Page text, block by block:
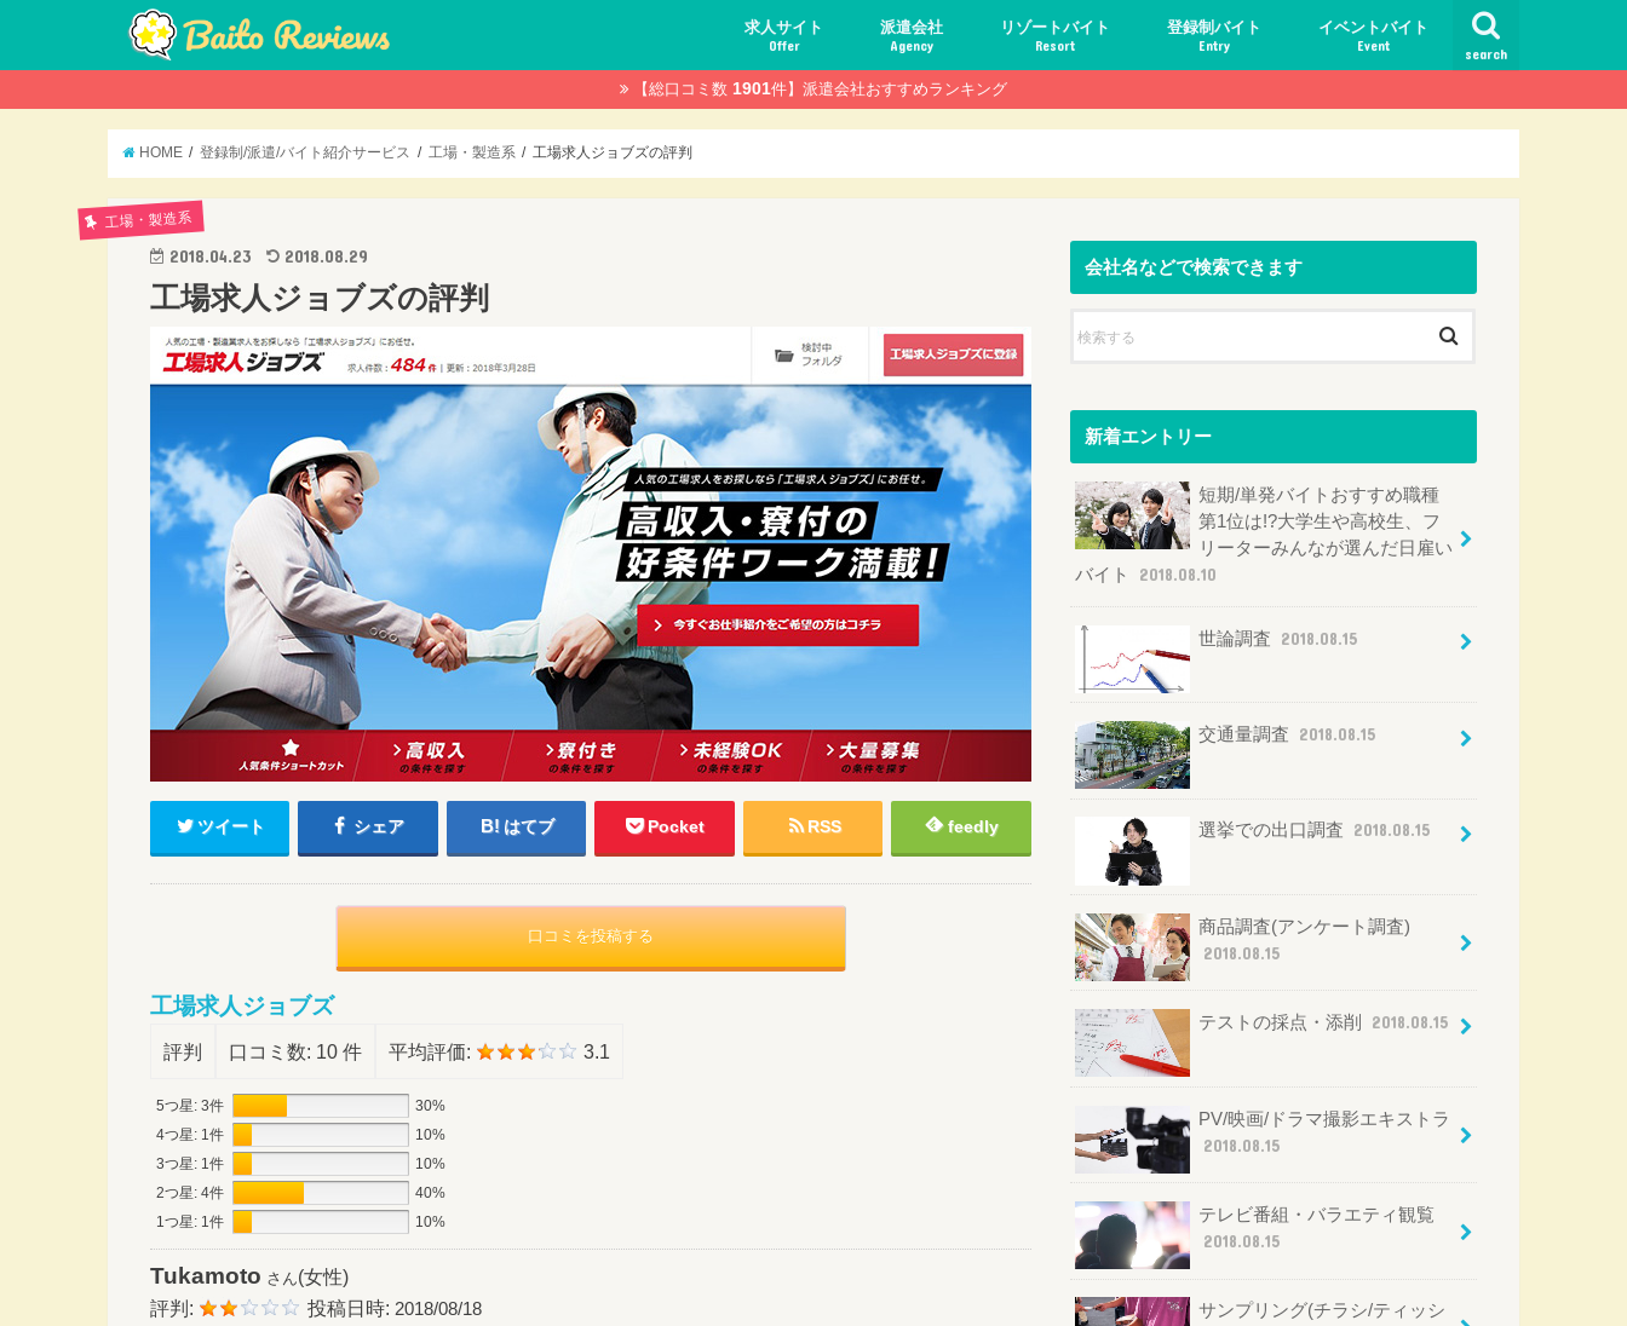
search
求人サイト
Offer
派遣会社
Agency
妊婦の仕事探し
リゾートバイト
Resort
初心者
知っておきたいこと
リゾートバイト地
おすすめのリゾバ
登録制バイト
Entry
イベントバイト
Event
【総口コミ数 1901件】派遣会社おすすめランキング
HOME 登録制/派遣/バイト紹介サービス 工場・製造系 工場求人ジョブズの評判
工場・製造系
2018.04.23 2018.08.29
工場求人ジョブズの評判
ツイート シェア はてブ Pocket RSS feedly
口コミを投稿する
工場求人ジョブズ
評判 口コミ数: 10 件 平均評価: 3.1
5つ星: 3件
30%
4つ星: 1件
10%
3つ星: 1件
10%
2つ星: 4件
40%
1つ星: 1件
10%
Tukamoto さん(女性)
評判:
投稿日時: 2018/08/18
会社名などで検索できます
新着エントリー
短期/単発バイトおすすめ職種
第1位は!?大学生や高校生、フ
リーターみんなが選んだ日雇い
バイト
2018.08.10
世論調査 2018.08.15
交通量調査 2018.08.15
選挙での出口調査 2018.08.15
商品調査(アンケート調査)
2018.08.15
テストの採点・添削 2018.08.15
PV/映画/ドラマ撮影エキストラ
2018.08.15
テレビ番組・バラエティ観覧
2018.08.15
サンプリング(チラシ/ティッシ